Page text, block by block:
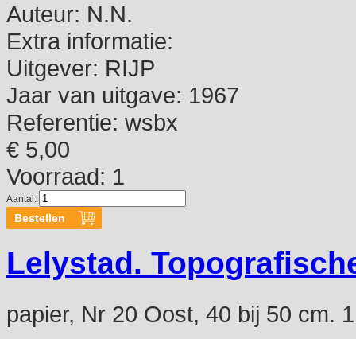
Auteur: N.N.
Extra informatie:
Uitgever: RIJP
Jaar van uitgave: 1967
Referentie: wsbx
€ 5,00
Voorraad: 1
Aantal:
Lelystad.
papier, Nr 20 Oost, 40 bij 50 cm.